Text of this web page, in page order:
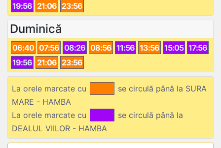
19:56 21:06 23:56
Duminică
06:40 07:56 08:26 08:56 11:56 13:56 15:05 17:56
19:56 21:06 23:56
La orele marcate cu
se circulă până la SURA
MARE - HAMBA
La orele marcate cu
se circulă până la
DEALUL VIILOR - HAMBA